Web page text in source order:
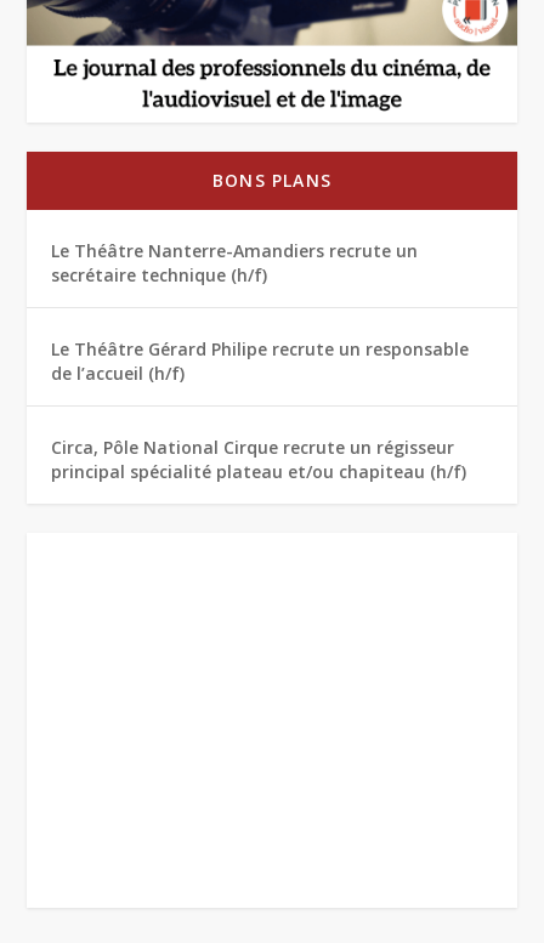
BONS PLANS
Le Théâtre Nanterre-Amandiers recrute un
secrétaire technique (h/f)
Le Théâtre Gérard Philipe recrute un responsable
de l’accueil (h/f)
Circa, Pôle National Cirque recrute un régisseur
principal spécialité plateau et/ou chapiteau (h/f)